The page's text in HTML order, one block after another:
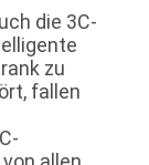
die 3C-
zu
fallen